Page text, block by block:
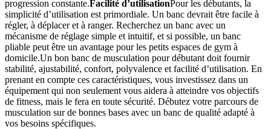
progression constante.Facilité d’utilisationPour les débutants, la
simplicité d’utilisation est primordiale. Un banc devrait être facile à
régler, à déplacer et à ranger. Recherchez un banc avec un
mécanisme de réglage simple et intuitif, et si possible, un banc
pliable peut être un avantage pour les petits espaces de gym à
domicile.Un bon banc de musculation pour débutant doit fournir
stabilité, ajustabilité, confort, polyvalence et facilité d’utilisation. En
prenant en compte ces caractéristiques, vous investissez dans un
équipement qui non seulement vous aidera à atteindre vos objectifs
de fitness, mais le fera en toute sécurité. Débutez votre parcours de
musculation sur de bonnes bases avec un banc de qualité adapté à
vos besoins spécifiques.